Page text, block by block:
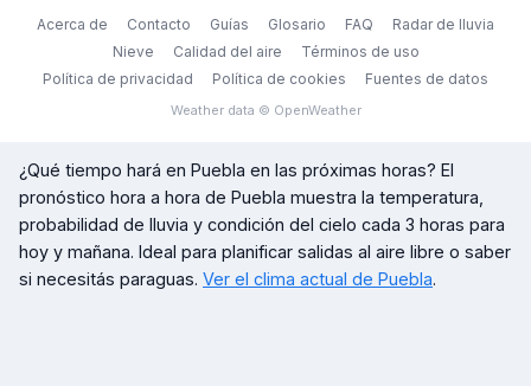
Acerca de Contacto Guías Glosario FAQ
Radar de lluvia
Nieve
Calidad del aire
Términos de uso
Política de privacidad
Política de cookies Fuentes de datos
Weather data © OpenWeather
¿Qué tiempo hará en Puebla en las próximas horas? El
pronóstico hora a hora de Puebla muestra la temperatura,
probabilidad de lluvia y condición del cielo cada 3 horas para
hoy y mañana. Ideal para planificar salidas al aire libre o saber
si necesitás paraguas. Ver el clima actual de Puebla.